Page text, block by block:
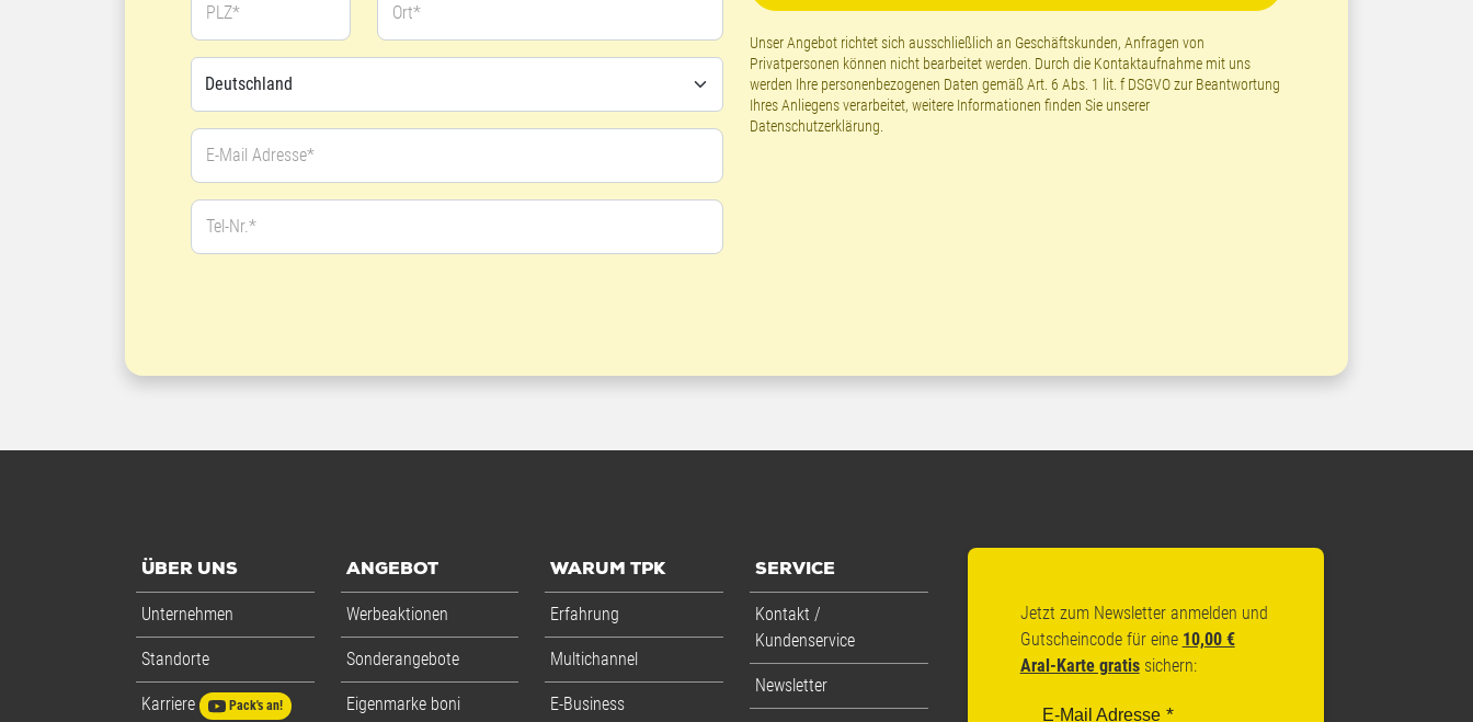
PLZ* Ort*
E-Mail Adresse*
Tel-Nr.*
Unser Angebot richtet sich ausschließlich an Geschäftskunden, Anfragen von
Privatpersonen können nicht bearbeitet werden. Durch die Kontaktaufnahme mit uns
werden Ihre personenbezogenen Daten gemäß Art. 6 Abs. 1 lit. f DSGVO zur Beantwortung
Ihres Anliegens verarbeitet, weitere Informationen finden Sie unserer
Datenschutzerklärung
ÜBER UNS
Unternehmen
Standorte
Karriere Pack's an!
ANGEBOT
Werbeaktionen
Sonderangebote
Eigenmarke boni
WARUM TPK
Erfahrung
Multichannel
E-Business
SERVICE
Kontakt /
Kundenservice
Newsletter
Jetzt zum Newsletter anmelden und
Gutscheincode für eine 10,00 €
Aral-Karte gratissichern:
E-Mail Adresse